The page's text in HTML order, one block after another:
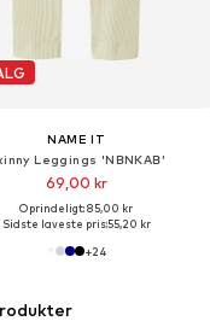
NAME IT
Leggings 'NBNKAB'
69,00 kr
Oprindeligt: 85,00 kr
Sidste laveste pris:55,20 kr
+24